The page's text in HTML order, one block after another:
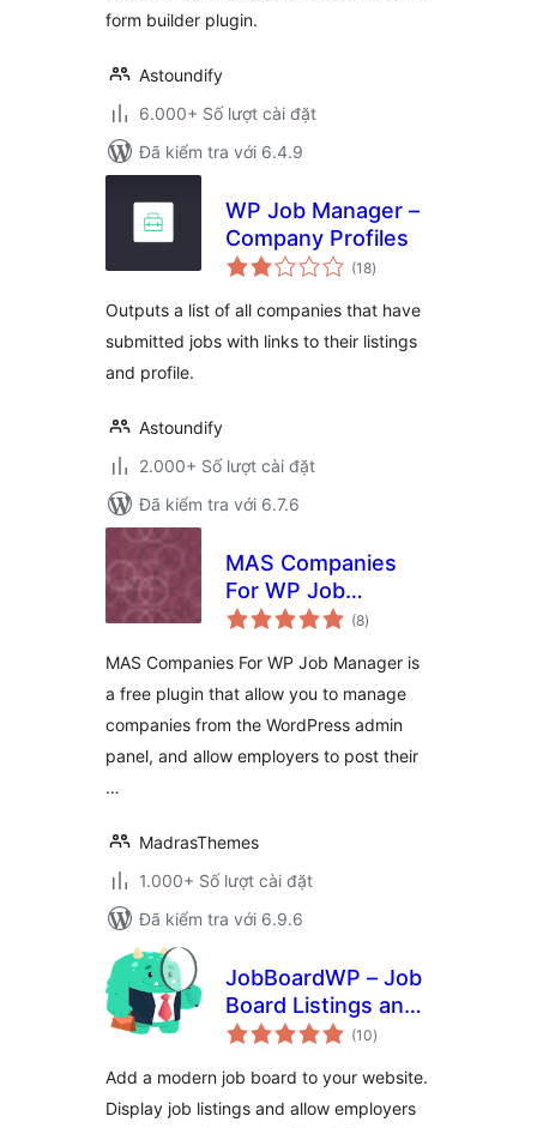
form builder plugin.
Astoundify
6.000+ Số lượt cài đặt
Đã kiểm tra với 6.4.9
WP Job Manager –
Company Profiles
(18tổng
đánh
)
Outputs a list of all companies that have
submitted jobs with links to their listings
and profile.
Astoundify
2.000+ Số lượt cài đặt
Đã kiểm tra với 6.7.6
MAS Companies
For WP Job
Manager
(8tổng
đánh
)
MAS Companies For WP Job Manager is
a free plugin that allow you to manage
companies from the WordPress admin
panel, and allow employers to post their
…
MadrasThemes
1.000+ Số lượt cài đặt
Đã kiểm tra với 6.9.6
JobBoardWP – Job
Board Listings and
Submissions(10tổng
đánh
)
Add a modern job board to your website.
Display job listings and allow employers